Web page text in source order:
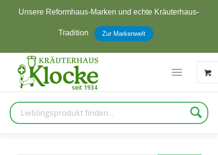
Jetzt zum Newsletter anmelden und5 € Rabatt
erhalten Zur Anmeldung
Suche